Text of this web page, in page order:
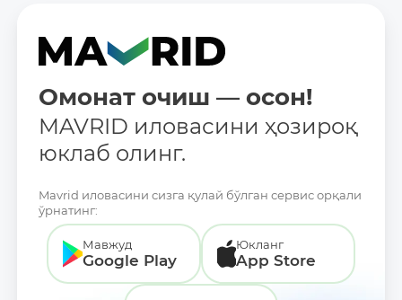
Омонат очиш — осон!
MAVRID иловасини ҳозироқ
юклаб олинг.
Mavrid иловасини сизга қулай бўлган сервис орқали
ўрнатинг:
Мавжуд
Google Play
Юкланг
App Store